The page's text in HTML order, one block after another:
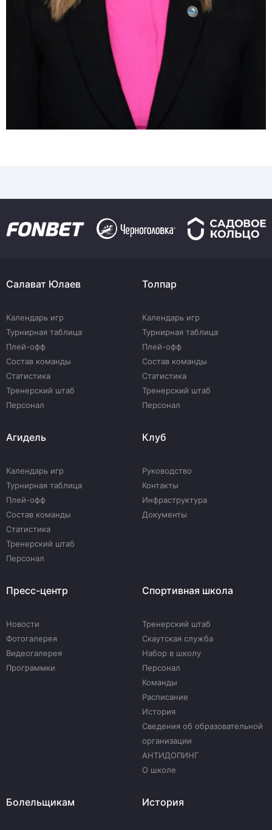
Салават Юлаев
Календарь игр
Турнирная таблица
Плей-офф
Состав команды
Статистика
Тренерский штаб
Персонал
Толпар
Календарь игр
Турнирная таблица
Плей-офф
Состав команды
Статистика
Тренерский штаб
Персонал
Агидель
Календарь игр
Турнирная таблица
Плей-офф
Состав команды
Статистика
Тренерский штаб
Персонал
Клуб
Руководство
Контакты
Инфраструктура
Документы
Пресс-центр
Новости
Фотогалерея
Видеогалерея
Программки
Спортивная школа
Тренерский штаб
Скаутская служба
Набор в школу
Персонал
Команды
Расписание
История
Сведения об образовательной
организации
АНТИДОПИНГ
О школе
Болельщикам История